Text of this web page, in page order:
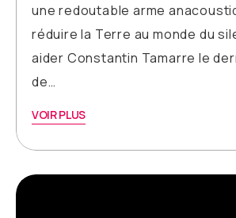
une redoutable arme
réduire la Terre au monde du
aider Constantin Tamarre le
de…
VOIR PLUS